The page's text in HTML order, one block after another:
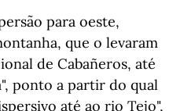
para oeste,
que o levaram
de Cabañeros, até
ponto a partir do qual
até ao rio Tejo",